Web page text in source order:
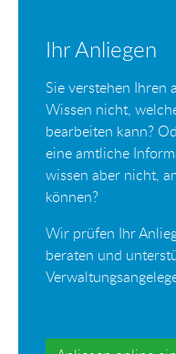
Ihr Anliegen
Sie verstehen Ihren
Wissen nicht,
bearbeiten kann?
eine amtliche
wissen aber nicht,
können?
Wir prüfen Ihr
beraten und